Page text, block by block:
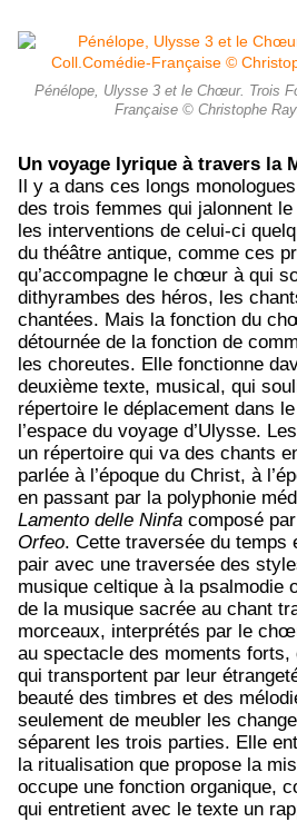
Pénélope, Ulysse 3 et le Chœur. Trois
Française © Christophe
Un voyage lyrique à travers la
Il y a dans ces longs
des trois femmes qui jalonnent
les interventions de celui-ci
du théâtre antique, comme ces
qu’accompagne le chœur à qui
dithyrambes des héros, les
chantées. Mais la fonction du
détournée de la fonction de
les choreutes. Elle fonctionne
deuxième texte, musical, qui
répertoire le déplacement dans
l’espace du voyage d’Ulysse.
un répertoire qui va des chants
parlée à l’époque du Christ, à
en passant par la polyphonie
Lamento delle Ninfa composé
Orfeo. Cette traversée du temps
pair avec une traversée des
musique celtique à la psalmodie
de la musique sacrée au chant
morceaux, interprétés par le
au spectacle des moments forts,
qui transportent par leur
beauté des timbres et des
seulement de meubler les
séparent les trois parties. Elle
la ritualisation que propose la
occupe une fonction organique,
qui entretient avec le texte un